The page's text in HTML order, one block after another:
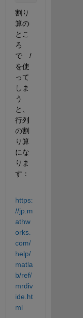
割り
算の
とこ
ろ
で　/
を使
って
しま
う
と、
行列
の割
り算
にな
りま
す：
https:
//jp.m
athw
orks.
com/
help/
matla
b/ref/
mrdiv
ide.ht
ml